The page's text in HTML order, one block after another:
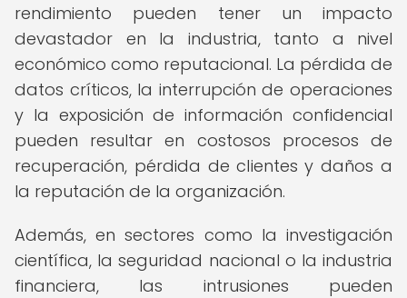
rendimiento pueden tener un impacto
devastador en la industria, tanto a nivel
económico como reputacional. La pérdida de
datos críticos, la interrupción de operaciones
y la exposición de información confidencial
pueden resultar en costosos procesos de
recuperación, pérdida de clientes y daños a
la reputación de la organización.
Además, en sectores como la investigación
científica, la seguridad nacional o la industria
financiera, las intrusiones pueden